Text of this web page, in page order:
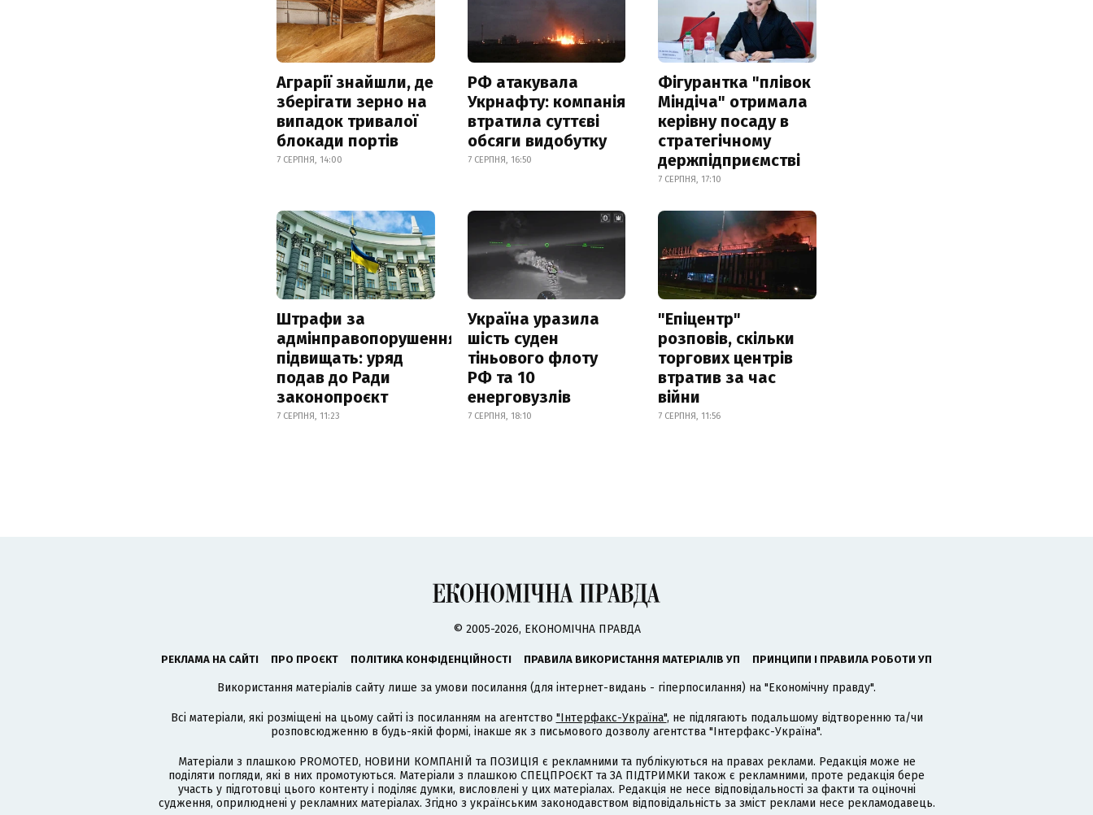
Аграрії знайшли, де
зберігати зерно на
випадок тривалої
блокади портів
7 СЕРПНЯ, 14:00
РФ атакувала
Укрнафту: компанія
втратила суттєві
обсяги видобутку
7 СЕРПНЯ, 16:50
Фігурантка "плівок
Міндіча" отримала
керівну посаду в
стратегічному
держпідприємстві
7 СЕРПНЯ, 17:10
Штрафи за
адмінправопорушення
підвищать: уряд
подав до Ради
законопроєкт
7 СЕРПНЯ, 11:23
Україна уразила
шість суден
тіньового флоту
РФ та 10
енерговузлів
7 СЕРПНЯ, 18:10
"Епіцентр"
розповів, скільки
торгових центрів
втратив за час
війни
7 СЕРПНЯ, 11:56
© 2005-2026, ЕКОНОМІЧНА ПРАВДА
РЕКЛАМА НА САЙТІ ПРО ПРОЄКТ ПОЛІТИКА КОНФІДЕНЦІЙНОСТІ ПРАВИЛА ВИКОРИСТАННЯ МАТЕРІАЛІВ УП ПРИНЦИПИ І ПРАВИЛА РОБОТИ УП
Використання матеріалів сайту лише за умови посилання (для інтернет-видань - гіперпосилання) на "Економічну правду".
Всі матеріали, які розміщені на цьому сайті із посиланням на агентство "Інтерфакс-Україна", не підлягають подальшому відтворенню та/чи
розповсюдженню в будь-якій формі, інакше як з письмового дозволу агентства "Інтерфакс-Україна".
Матеріали з плашкою PROMOTED, НОВИНИ КОМПАНІЙ та ПОЗИЦІЯ є рекламними та публікуються на правах реклами. Редакція може не
поділяти погляди, які в них промотуються. Матеріали з плашкою СПЕЦПРОЄКТ та ЗА ПІДТРИМКИ також є рекламними, проте редакція бере
участь у підготовці цього контенту і поділяє думки, висловлені у цих матеріалах. Редакція не несе відповідальності за факти та оціночні
судження, оприлюднені у рекламних матеріалах. Згідно з українським законодавством відповідальність за зміст реклами несе рекламодавець.